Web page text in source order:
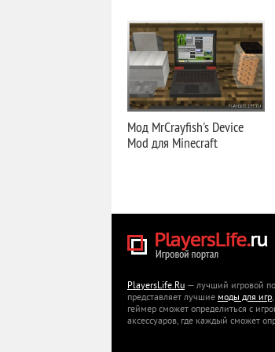
Мод MrCrayfish's Device
Mod для Minecraft
PlayersLife.Ru — лучший игровой
представляет лучшие моды для игр
геймер сможет определиться с
аксессуаров, где каждый сможет